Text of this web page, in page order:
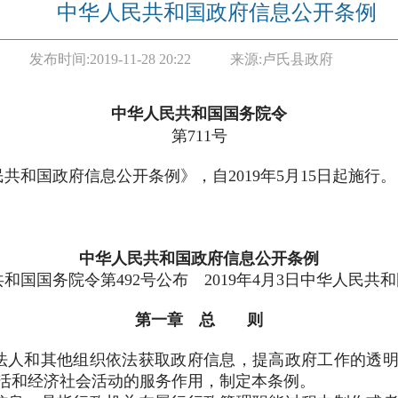
中华人民共和国政府信息公开条例
发布时间:2019-11-28 20:22 来源:卢氏县政府
中华人民共和国国务院令
第711号
和国政府信息公开条例》，自2019年5月15日起施行。
中华人民共和国政府信息公开条例
和国国务院令第492号公布 2019年4月3日中华人民共
第一章 总 则
和其他组织依法获取政府信息，提高政府工作的透
经济社会活动的服务作用，制定本条例。